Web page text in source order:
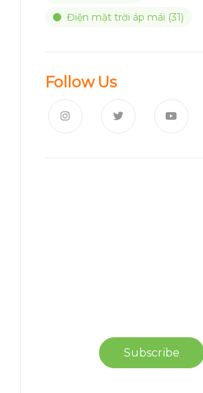
Điện mặt trời áp mái (31)
Follow Us
Subscribe